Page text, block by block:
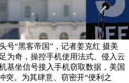
号“黑客帝国”，记者姜克红 摄美
为奇，操控手机使用法式、侵入云
基坐信号接入手机窃取数据，美国
突。为其肆意、窃密开“便利之